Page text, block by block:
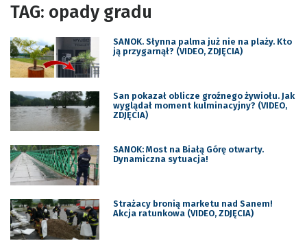
TAG: opady gradu
SANOK. Słynna palma już nie na plaży. Kto
ją przygarnął? (VIDEO, ZDJĘCIA)
San pokazał oblicze groźnego żywiołu. Jak
wyglądał moment kulminacyjny? (VIDEO,
ZDJĘCIA)
SANOK: Most na Białą Górę otwarty.
Dynamiczna sytuacja!
Strażacy bronią marketu nad Sanem!
Akcja ratunkowa (VIDEO, ZDJĘCIA)